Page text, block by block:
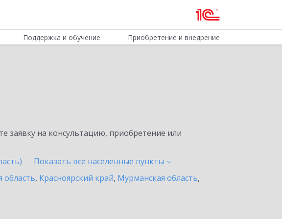
Поддержка и обучение Приобретение и внедрение
на консультацию, приобретение или
Показать все населенные пункты
область, Красноярский край, Мурманская область,